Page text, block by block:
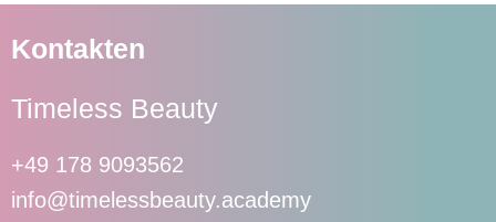
Kontakten
Timeless Beauty
+49 178 9093562
info@timelessbeauty.academy